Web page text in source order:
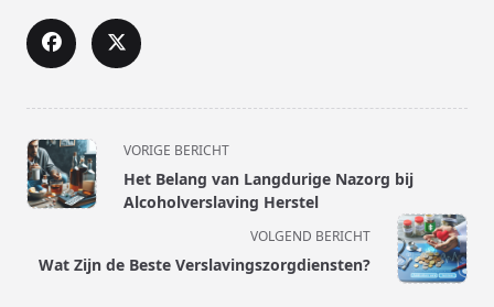
<span
class="nav-
subtitle
reader-
text">Pagina</span>
VORIGE BERICHT
Het Belang van Langdurige Nazorg bij
Alcoholverslaving Herstel
VOLGEND BERICHT
Wat Zijn de Beste Verslavingszorgdiensten?